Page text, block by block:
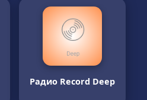
Радио Record Deep